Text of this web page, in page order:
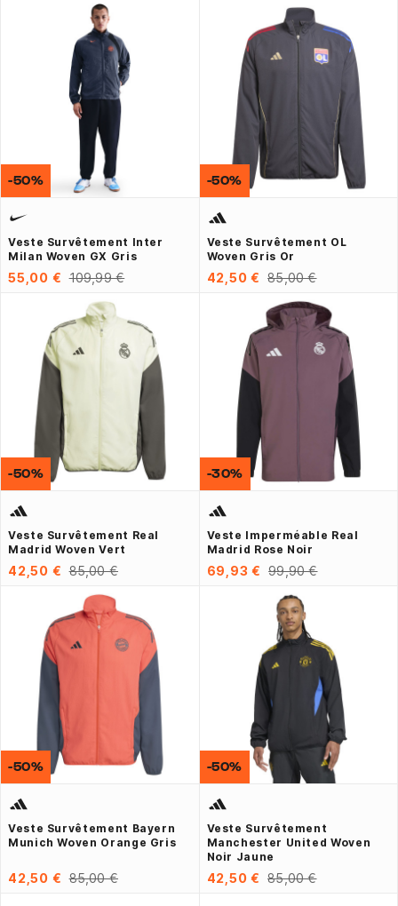
Veste Survêtement Inter
Milan Woven GX Gris
55,00 € 109,99 €
-50%
Veste Survêtement OL
Woven Gris Or
42,50 € 85,00 €
-50%
Veste Survêtement Real
Madrid Woven Vert
42,50 € 85,00 €
-50%
Veste Imperméable Real
Madrid Rose Noir
69,93 € 99,90 €
-30%
Veste Survêtement Bayern
Munich Woven Orange Gris
42,50 € 85,00 €
-50%
Veste Survêtement
Manchester United Woven
Noir Jaune
42,50 € 85,00 €
-50%